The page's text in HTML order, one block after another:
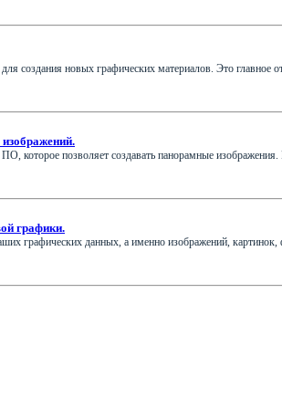
создания новых графических материалов. Это главное
которое позволяет создавать панорамные
графики.
графических данных, а именно изображений,